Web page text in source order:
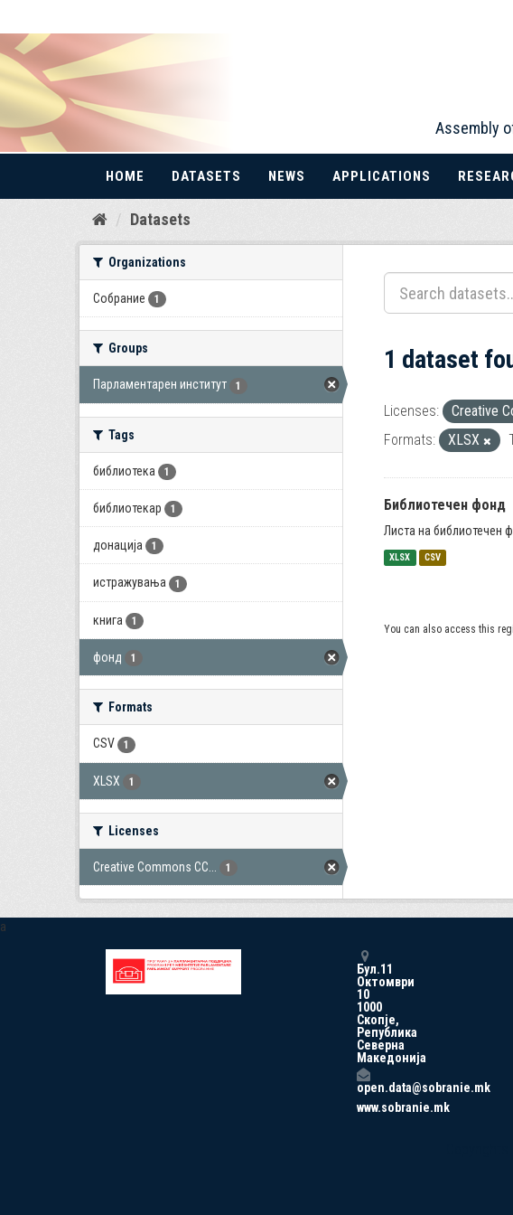
Skip
Assembly
HOME DATASETS NEWS APPLICATIONS
Datasets
Organizations
Собрание 1
Groups
Парламентарен институт 1
Tags
библиотека 1
библиотекар 1
донација 1
истражувања 1
книга 1
фонд 1
Formats
CSV 1
XLSX 1
Licenses
Creative Commons CC... 1
1 dataset
Licenses: Creative
Formats:
XLSX
Библиотечен фонд
Листа на библиотечен
XLSX CSV
You can also access this
a
Бул.11
Октомври
10
1000
Скопје,
Република
Северна
Македонија
open.data@sobranie.mk
www.sobranie.mk